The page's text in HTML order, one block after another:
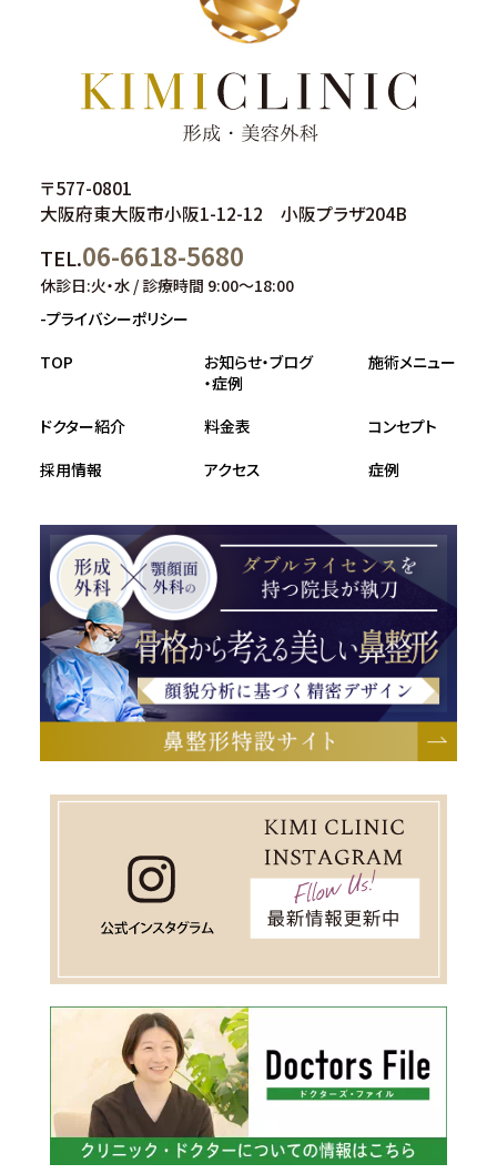
〒577-0801
大阪府東大阪市小阪1-12-12 小阪プラザ204B
TEL.06-6618-5680
休診日:火・水 / 診療時間 9:00～18:00
-プライバシーポリシー
TOP
お知らせ・ブログ
・症例
施術メニュー
ドクター紹介 料金表
コンセプト
採用情報
アクセス 症例